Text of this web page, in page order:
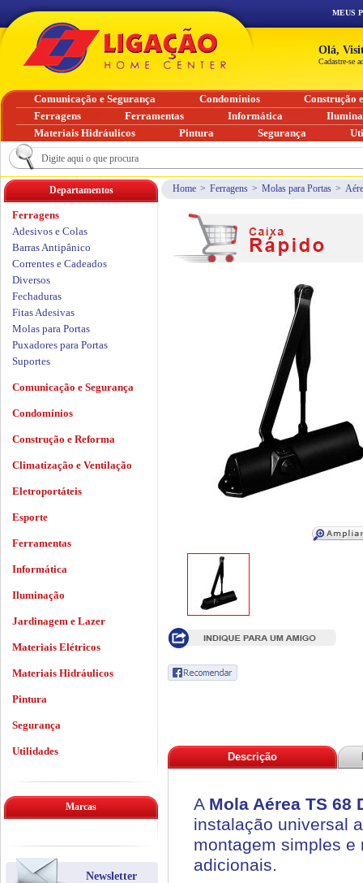
Home > Ferragens > Molas para Portas >
Descrição
A Mola Aérea TS 68
instalação universal
montagem simples
adicionais.
Departamentos
Ferragens
Adesivos e Colas
Barras Antipânico
Correntes e Cadeados
Diversos
Fechaduras
Fitas Adesivas
Molas para Portas
Puxadores para Portas
Suportes
Comunicação e Segurança
Condomínios
Construção e Reforma
Climatização e Ventilação
Eletroportáteis
Esporte
Ferramentas
Informática
Iluminação
Jardinagem e Lazer
Materiais Elétricos
Materiais Hidráulicos
Pintura
Segurança
Utilidades
Marcas
Newsletter
MEUS
Olá,
Cadastre-se
Comunicação e Segurança Condomínios
Construção
Ferragens
Ferramentas Informática
Materiais Hidráulicos
Pintura Segurança